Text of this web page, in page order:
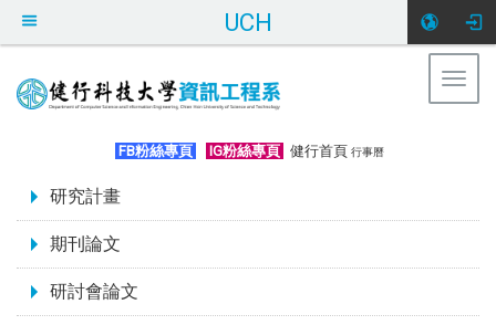
UCH
FB粉絲專頁 IG粉絲專頁 健行首頁 行事曆
研究計畫
期刊論文
研討會論文